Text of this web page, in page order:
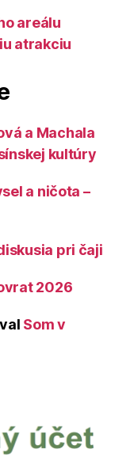
areálu
atrakciu
a Machala
kultúry
a ničota –
pri čaji
2026
Som v